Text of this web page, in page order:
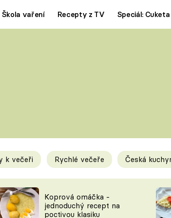
Škola vaření Recepty z TV Speciál: Cuketa
Tipy a triky
KAM ZA JÍDLEM
k večeři Rychlé večeře Česká
Koprová omáčka -
jednoduchý recept na
poctivou klasiku